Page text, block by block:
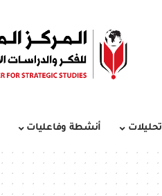
تحليلات أنشطة وفاعليات